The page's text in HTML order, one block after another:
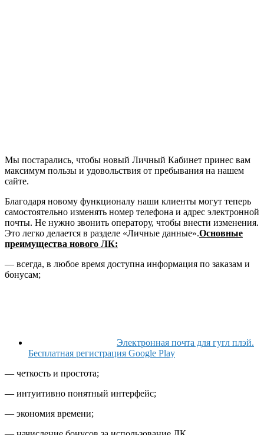
Мы постарались, чтобы новый Личный Кабинет принес вам
максимум пользы и удовольствия от пребывания на нашем
сайте.
Благодаря новому функционалу наши клиенты могут теперь
самостоятельно изменять номер телефона и адрес электронной
почты. Не нужно звонить оператору, чтобы внести изменения.
Это легко делается в разделе «Личные данные».Основные
преимущества нового ЛК:
— всегда, в любое время доступна информация по заказам и
бонусам;
Электронная почта для гугл плэй.
Бесплатная регистрация Google Play
— четкость и простота;
— интуитивно понятный интерфейс;
— экономия времени;